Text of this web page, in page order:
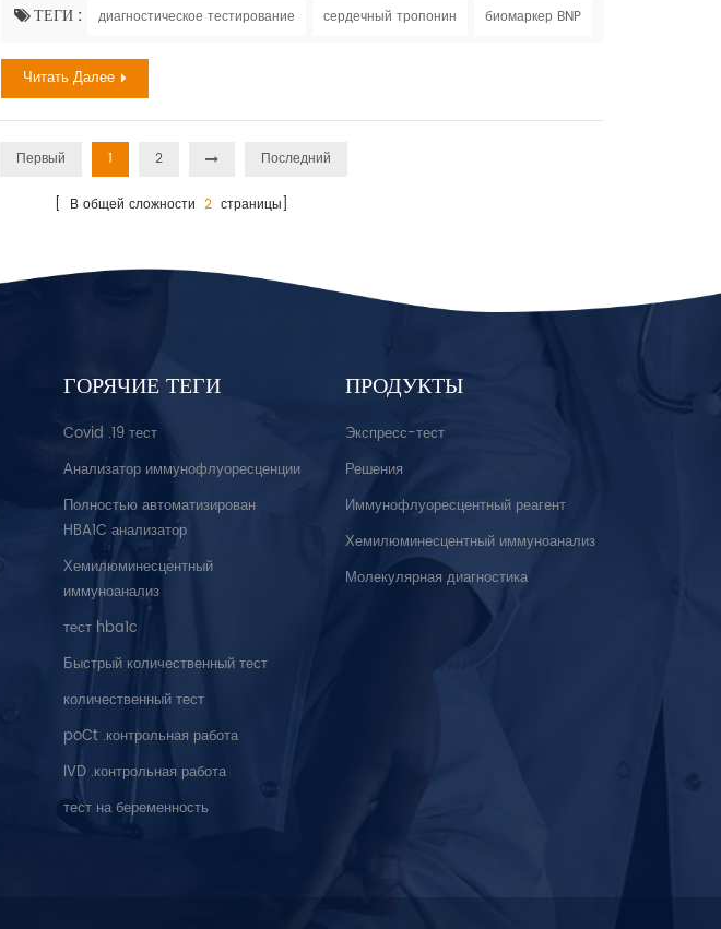
часто, как мужчины. По данным Всемирной организации по борьбе с инсультом, WSO:
ТЕГИ : диагностическое тестирование сердечный тропонин биомаркер BNP
Читать Далее
Первый 1 2 Последний
[ В общей сложности 2страницы]
ГОРЯЧИЕ ТЕГИ
Covid .19 тест
Анализатор иммунофлуоресценции
Полностью автоматизирован
HBA1C анализатор
Хемилюминесцентный
иммуноанализ
тест hba1c
Быстрый количественный тест
количественный тест
poCt .контрольная работа
IVD .контрольная работа
тест на беременность
ПРОДУКТЫ
Экспресс-тест
Решения
Иммунофлуоресцентный реагент
Хемилюминесцентный иммуноанализ
Молекулярная диагностика